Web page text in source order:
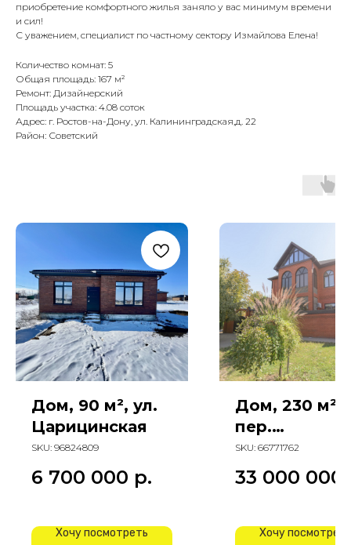
приобретение комфортного жилья заняло у вас минимум времени
и сил!
С уважением, специалист по частному сектору Измайлова Елена!
Количество комнат: 5
Общая площадь: 167 м²
Ремонт: Дизайнерский
Площадь участка: 4.08 соток
Адрес: г. Ростов-на-Дону, ул. Калининградская,д. 22
Район: Советский
Дом, 90 м², ул.
Царицинская
SKU: 96824809
6 700 000 р.
Хочу посмотреть
Дом, 230 м².
пер.
Араратский
SKU: 66771762
33 000 000
Хочу посмотреть